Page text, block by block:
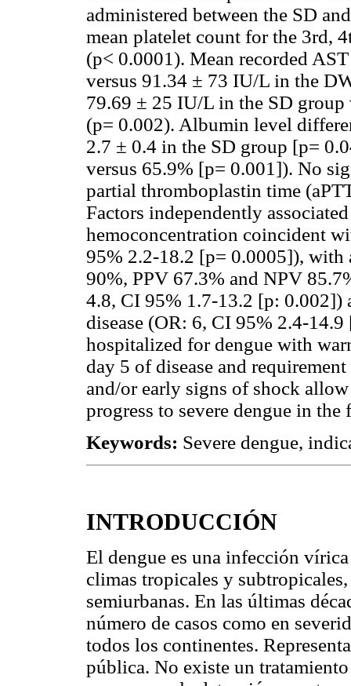
administered between the SD
mean platelet count for the 3rd,
(p< 0.0001). Mean recorded
versus 91.34 ± 73 IU/L in the
79.69 ± 25 IU/L in the SD
(p= 0.002). Albumin level
2.7 ± 0.4 in the SD group [p=
versus 65.9% [p= 0.001]). No
partial thromboplastin time
Factors independently
hemoconcentration coincident
95% 2.2-18.2 [p= 0.0005]),
90%, PPV 67.3% and NPV
4.8, CI 95% 1.7-13.2 [p: 0.002])
disease (OR: 6, CI 95% 2.4-
hospitalized for dengue with
day 5 of disease and
and/or early signs of shock
progress to severe dengue in
Keywords: Severe dengue,
INTRODUCCIÓN
El dengue es una infección
climas tropicales y
semiurbanas. En las últimas
número de casos como en
todos los continentes.
pública. No existe un